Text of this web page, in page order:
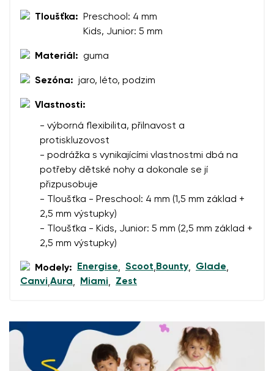
Vyberte zemi dodání
Vyberte jazyk
Tloušťka:
Preschool: 4 mm
Kids, Junior: 5 mm
Materiál: guma
Sezóna: jaro, léto, podzim
Vlastnosti:
- výborná flexibilita, přilnavost a
protiskluzovost
- podrážka s vynikajícími vlastnostmi dbá na
potřeby dětské nohy a dokonale se jí
přizpusobuje
- Tloušťka - Preschool: 4 mm (1,5 mm základ +
2,5 mm výstupky)
- Tloušťka - Kids, Junior: 5 mm (2,5 mm základ +
2,5 mm výstupky)
Modely: Energise, Scoot, Bounty, Glade,
Canvi,Aura, Miami, Zest
Váš e-mail
Otázka
ve smyslu těchto podmínek a jejich zveřejněním.
číslo objednávky
Textové hodnocení
Souhlasím se zpracováním zadaných osobních údajů
Přidat hodnocení